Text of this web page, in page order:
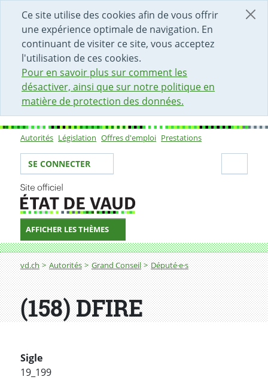
Ce site utilise des cookies afin de vous offrir
une expérience optimale de navigation. En
continuant de visiter ce site, vous acceptez
l'utilisation de ces cookies.
Pour en savoir plus sur comment les
désactiver, ainsi que sur notre politique en
matière de protection des données.
DÉBUT DU CONTENU DE LA PAGE
ACCÈS AU CHAMP DE RECHERCHE
PAGE D'ACCUEIL
FORMULAIRE DE CONTACT
Sous-navigation
Autorités Législation Offres d'emploi Prestations
Votre identité
SE CONNECTER
AFFICHER LES THÈMES
Fil d'Ariane
vd.ch Autorités Grand Conseil Député·e·s
(158) DFIRE
Sigle
19_199